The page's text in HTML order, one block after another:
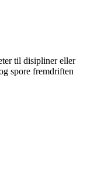
til disipliner eller
spore fremdriften